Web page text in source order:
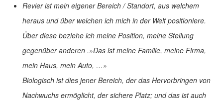
Revier ist mein eigener Bereich / Standort, aus welchem
heraus und über welchen ich mich in der Welt positioniere.
Über diese beziehe ich meine Position, meine Stellung
gegenüber anderen .»Das ist meine Familie, meine Firma,
mein Haus, mein Auto, …»
Biologisch ist dies jener Bereich, der das Hervorbringen von
Nachwuchs ermöglicht, der sichere Platz; und das ist auch